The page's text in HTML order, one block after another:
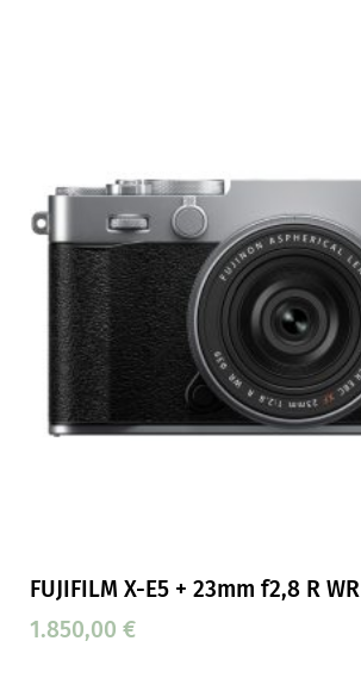
FUJIFILM X-E5 + 23mm f2,8 R WR
1.850,00 €